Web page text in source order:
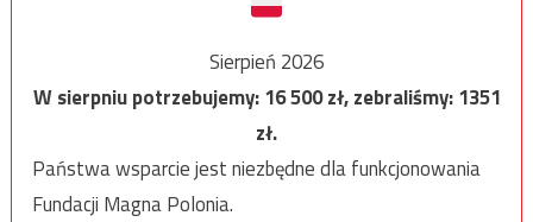
Sierpień 2026
W sierpniu potrzebujemy:16 500zł, zebraliśmy:1351
zł.
Państwa wsparcie jest niezbędne dla funkcjonowania
Fundacji Magna Polonia.